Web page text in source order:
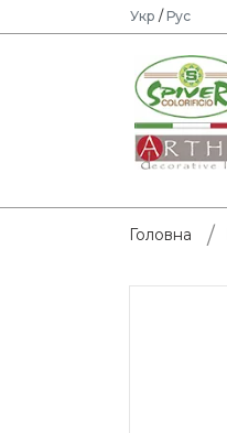
Укр / Рус
Головна